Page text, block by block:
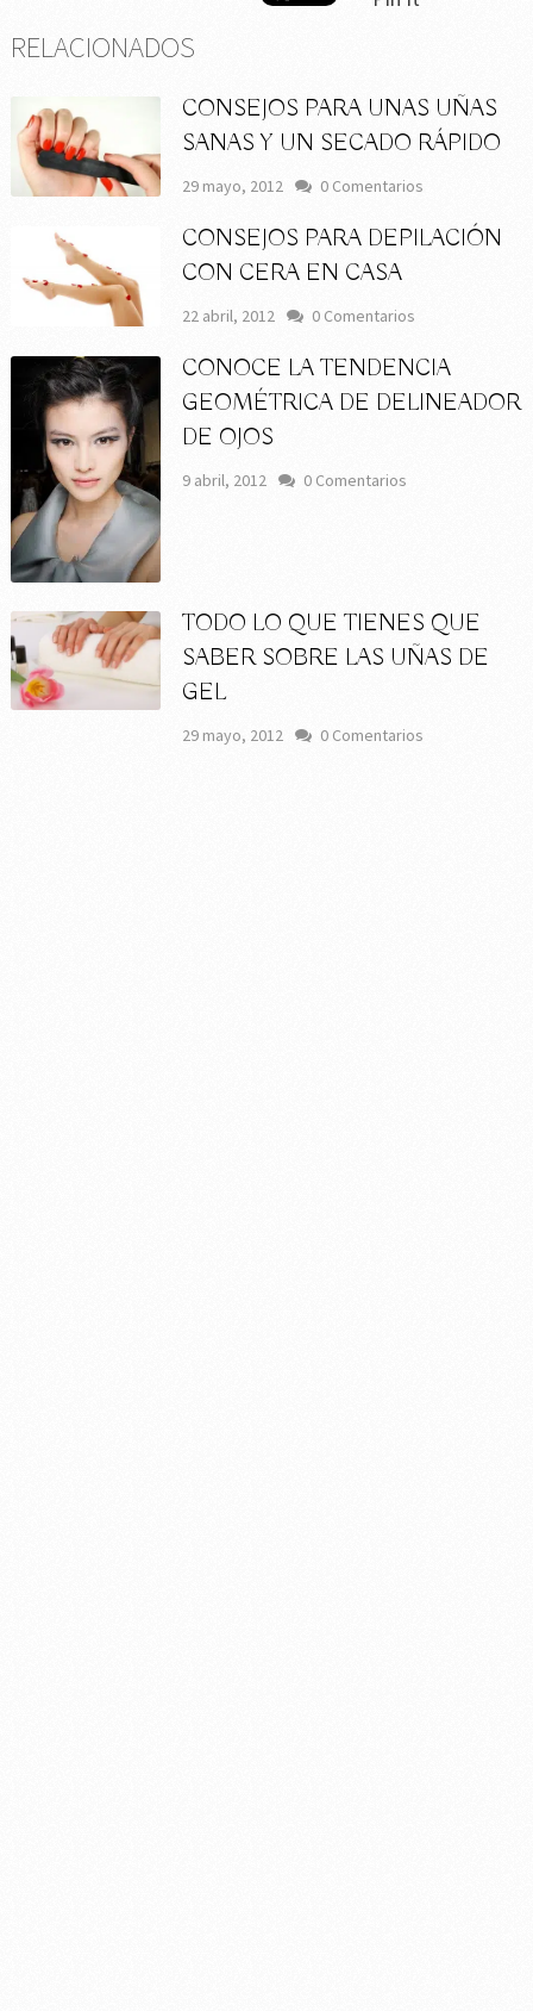
RELACIONADOS
CONSEJOS PARA UNAS UÑAS
SANAS Y UN SECADO RÁPIDO
29 mayo, 2012 0 Comentarios
CONSEJOS PARA DEPILACIÓN
CON CERA EN CASA
22 abril, 2012 0 Comentarios
CONOCE LA TENDENCIA
GEOMÉTRICA DE DELINEADOR
DE OJOS
9 abril, 2012 0 Comentarios
TODO LO QUE TIENES QUE
SABER SOBRE LAS UÑAS DE
GEL
29 mayo, 2012 0 Comentarios